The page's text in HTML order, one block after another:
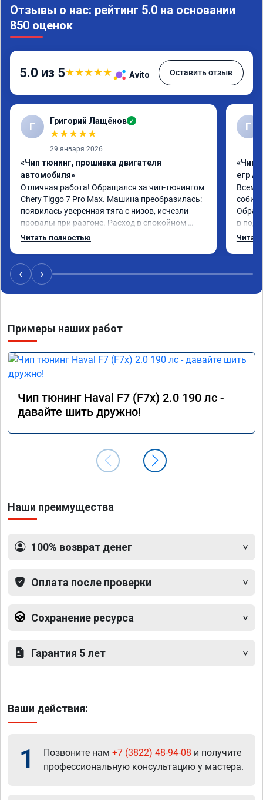
Отзывы о нас: рейтинг 5.0 на основании
850 оценок
5.0 из 5★★★★★ Avito Оставить отзыв
Г Григорий Лащёнов ✓
★★★★★
29 января 2026
«Чип тюнинг, прошивка двигателя
автомобиля»
Отличная работа! Обращался за чип-тюнингом
Chery Tiggo 7 Pro Max. Машина преобразилась:
появилась уверенная тяга с низов, исчезли
провалы при разгоне. Расход в спокойном
режиме даже немного снизился. Все сделали
Читать полностью
Г
«Чип
егр
Всем
в
‹ ›
Примеры наших работ
Чип тюнинг Haval F7 (F7x) 2.0 190 лс -
давайте шить дружно!
Наши преимущества
100% возврат денег
Оплата после проверки
Сохранение ресурса
Гарантия 5 лет
Ваши действия:
1 Позвоните нам +7 (3822) 48-94-08 и получите
профессиональную консультацию у мастера.